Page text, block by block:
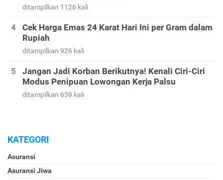
ditampilkan 1126 kali
Cek Harga Emas 24 Karat Hari Ini per Gram dalam
Rupiah
ditampilkan 926 kali
Jangan Jadi Korban Berikutnya! Kenali Ciri-Ciri
Modus Penipuan Lowongan Kerja Palsu
ditampilkan 659 kali
KATEGORI
Asuransi
Asuransi Jiwa